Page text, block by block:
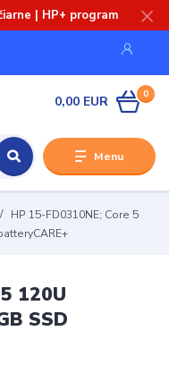
| HP+ program
Menu
0
0,00 EUR
HP 15-FD0310NE; Core 5
120U
SSD